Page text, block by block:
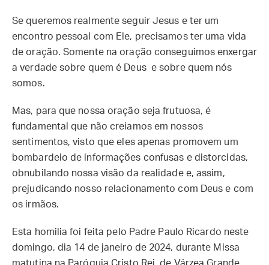
Se queremos realmente seguir Jesus e ter um
encontro pessoal com Ele, precisamos ter uma vida
de oração. Somente na oração conseguimos enxergar
a verdade sobre quem é Deus e sobre quem nós
somos.
Mas, para que nossa oração seja frutuosa, é
fundamental que não creiamos em nossos
sentimentos, visto que eles apenas promovem um
bombardeio de informações confusas e distorcidas,
obnubilando nossa visão da realidade e, assim,
prejudicando nosso relacionamento com Deus e com
os irmãos.
Esta homilia foi feita pelo Padre Paulo Ricardo neste
domingo, dia 14 de janeiro de 2024, durante Missa